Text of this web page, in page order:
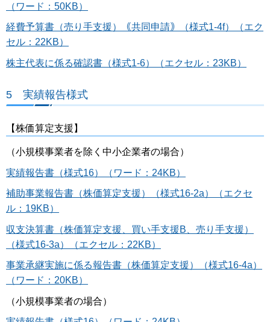
（ワード：50KB）
経費予算書（売り手支援）｟共同申請｠（様式1-4f）（エク
セル：22KB）
株主代表に係る確認書（様式1-6）（エクセル：23KB）
5 実績報告様式
【株価算定支援】
（小規模事業者を除く中小企業者の場合）
実績報告書（様式16）（ワード：24KB）
補助事業報告書（株価算定支援）（様式16-2a）（エクセ
ル：19KB）
収支決算書（株価算定支援、買い手支援B、売り手支援）
（様式16-3a）（エクセル：22KB）
事業承継実施に係る報告書（株価算定支援）（様式16-4a）
（ワード：20KB）
（小規模事業者の場合）